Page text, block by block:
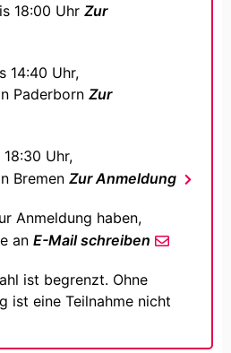
18:00 Uhr Zur
14:40 Uhr,
Paderborn Zur
18:30 Uhr,
Bremen Zur Anmeldung
Anmeldung haben,
an E-Mail schreiben
ist begrenzt. Ohne
ist eine Teilnahme nicht